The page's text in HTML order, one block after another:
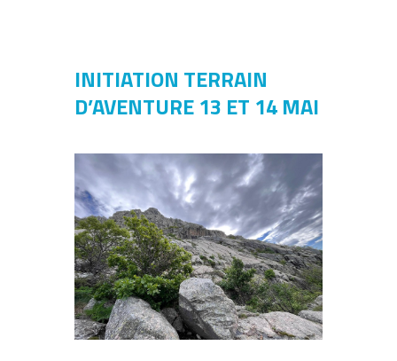
INITIATION TERRAIN
D’AVENTURE 13 ET 14 MAI